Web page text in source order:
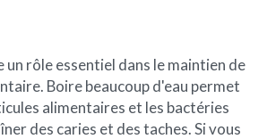
rôle essentiel dans le maintien de
Boire beaucoup d'eau permet
alimentaires et les bactéries
des caries et des taches. Si vous